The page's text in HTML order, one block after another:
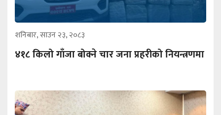
शनिबार, साउन २३, २०८३
४१८ किलो गाँजा बोक्ने चार जना प्रहरीको नियन्त्रणमा